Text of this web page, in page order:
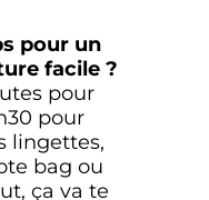
pour un
facile ?
pour
pour
lingettes,
bag ou
ça va te